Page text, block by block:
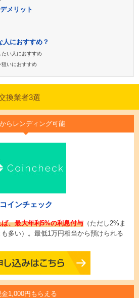
メリット
人におすすめ？
い人におすすめ
狙いにおすすめ
換業者3選
らレンディング可能
コインチェック
、最大年利5%の利息付与 （ただし2%ま
多い）。最低1万円相当から預けられる
金1,000円もらえる